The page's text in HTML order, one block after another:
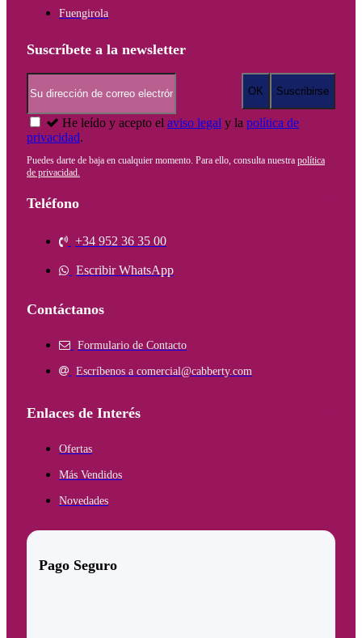
Fuengirola
Suscríbete a la newsletter
He leído y acepto el aviso legal y la política de
privacidad.
Puedes darte de baja en cualquier momento. Para ello, consulta nuestra política
de privacidad.
Teléfono
+34 952 36 35 00
Escribir WhatsApp
Contáctanos
Formulario de Contacto
Escríbenos a comercial@cabberty.com
Enlaces de Interés
Ofertas
Más Vendidos
Novedades
Pago Seguro